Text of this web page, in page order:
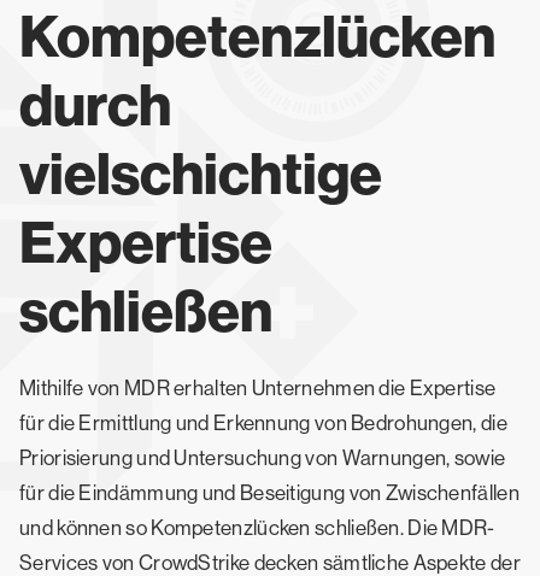
Kompetenzlücken
durch
vielschichtige
Expertise
schließen
Mithilfe von MDR erhalten Unternehmen die Expertise
für die Ermittlung und Erkennung von Bedrohungen, die
Priorisierung und Untersuchung von Warnungen, sowie
für die Eindämmung und Beseitigung von Zwischenfällen
und können so Kompetenzlücken schließen. Die MDR-
Services von CrowdStrike decken sämtliche Aspekte der